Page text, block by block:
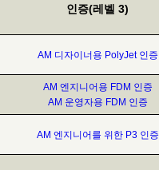
인증(레벨 3)
AM 디자이너용 PolyJet 인증
AM 엔지니어용 FDM 인증
AM 운영자용 FDM 인증
AM 엔지니어를 위한 P3 인증